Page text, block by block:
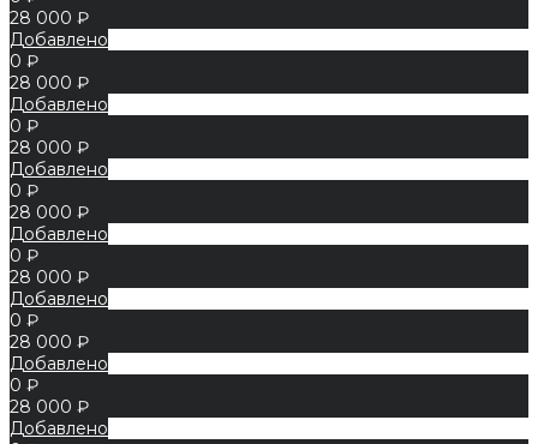
28 000 ₽
Добавлено
0 ₽
28 000 ₽
Добавлено
0 ₽
28 000 ₽
Добавлено
0 ₽
28 000 ₽
Добавлено
0 ₽
28 000 ₽
Добавлено
0 ₽
28 000 ₽
Добавлено
0 ₽
28 000 ₽
Добавлено